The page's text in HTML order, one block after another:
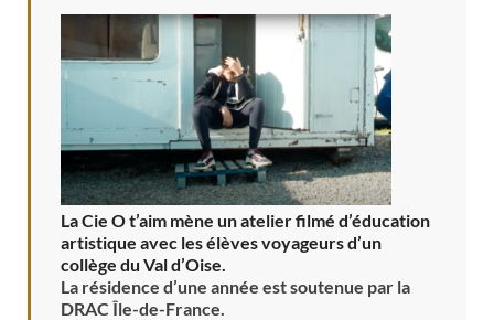
La Cie O t’aim mène un atelier filmé d’éducation
artistique avec les élèves voyageurs d’un
collège du Val d’Oise.
La résidence d’une année est soutenue par la
DRAC Île-de-France.